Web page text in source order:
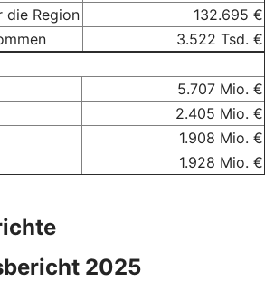
die Region
132.695 €
3.522 Tsd. €
5.707 Mio. €
2.405 Mio. €
1.908 Mio. €
1.928 Mio. €
2025